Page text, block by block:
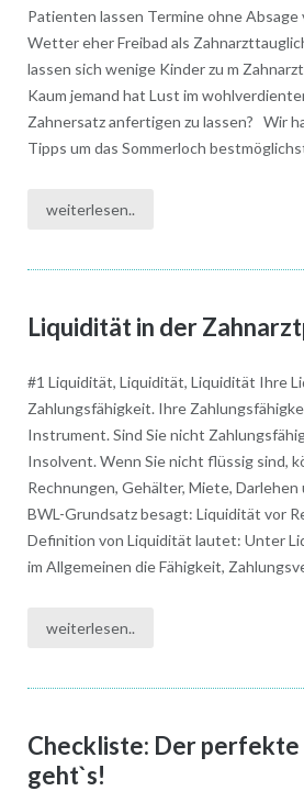
Patienten lassen Termine ohne
Wetter eher Freibad als
lassen sich wenige Kinder zu m
Kaum jemand hat Lust im
Zahnersatz anfertigen zu lassen? Wir
Tipps um das Sommerloch
weiterlesen..
Liquidität in der
#1 Liquidität, Liquidität, Liquidität Ihre
Zahlungsfähigkeit. Ihre
Instrument. Sind Sie nicht
Insolvent. Wenn Sie nicht flüssig sind,
Rechnungen, Gehälter, Miete, Darlehen
BWL-Grundsatz besagt: Liquidität vor
Definition von Liquidität lautet: Unter
im Allgemeinen die Fähigkeit,
weiterlesen..
Checkliste: Der perfekte
geht`s!